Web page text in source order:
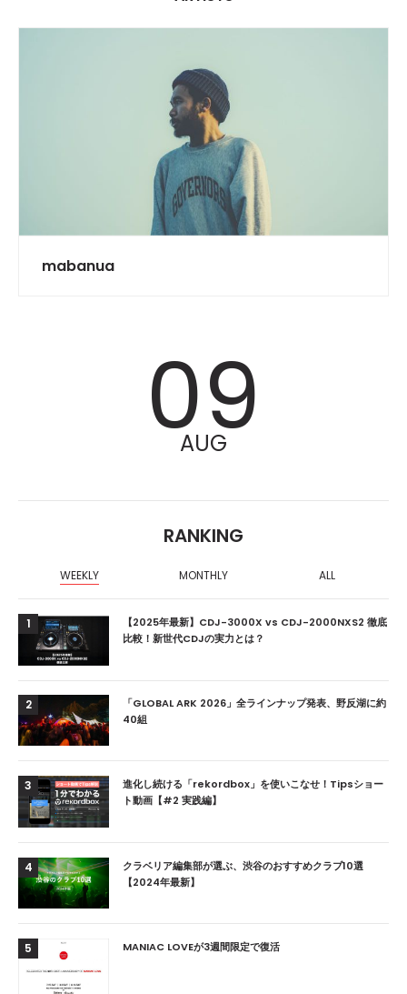
mabanua
09
AUG
RANKING
WEEKLY MONTHLY ALL
1
【2025年最新】CDJ-3000X vs CDJ-2000NXS2 徹底
比較！新世代CDJの実力とは？
2
「GLOBAL ARK 2026」全ラインナップ発表、野反湖に約
40組
3
進化し続ける「rekordbox」を使いこなせ！Tipsショー
ト動画【#2 実践編】
4
クラベリア編集部が選ぶ、渋谷のおすすめクラブ10選
【2024年最新】
5 MANIAC LOVEが3週間限定で復活